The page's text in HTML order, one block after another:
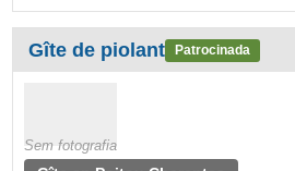
Gîte de piolant Patrocinada
Sem fotografia